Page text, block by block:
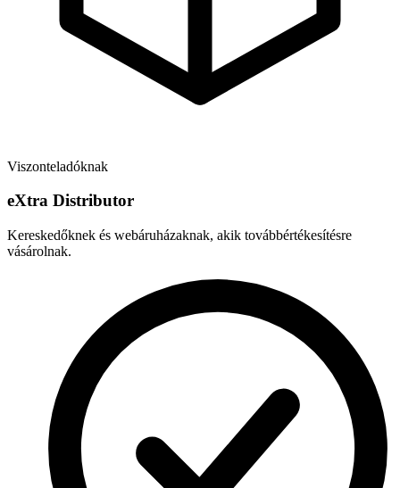
Viszonteladóknak
eXtra Distributor
Kereskedőknek és webáruházaknak, akik továbbértékesítésre
vásárolnak.